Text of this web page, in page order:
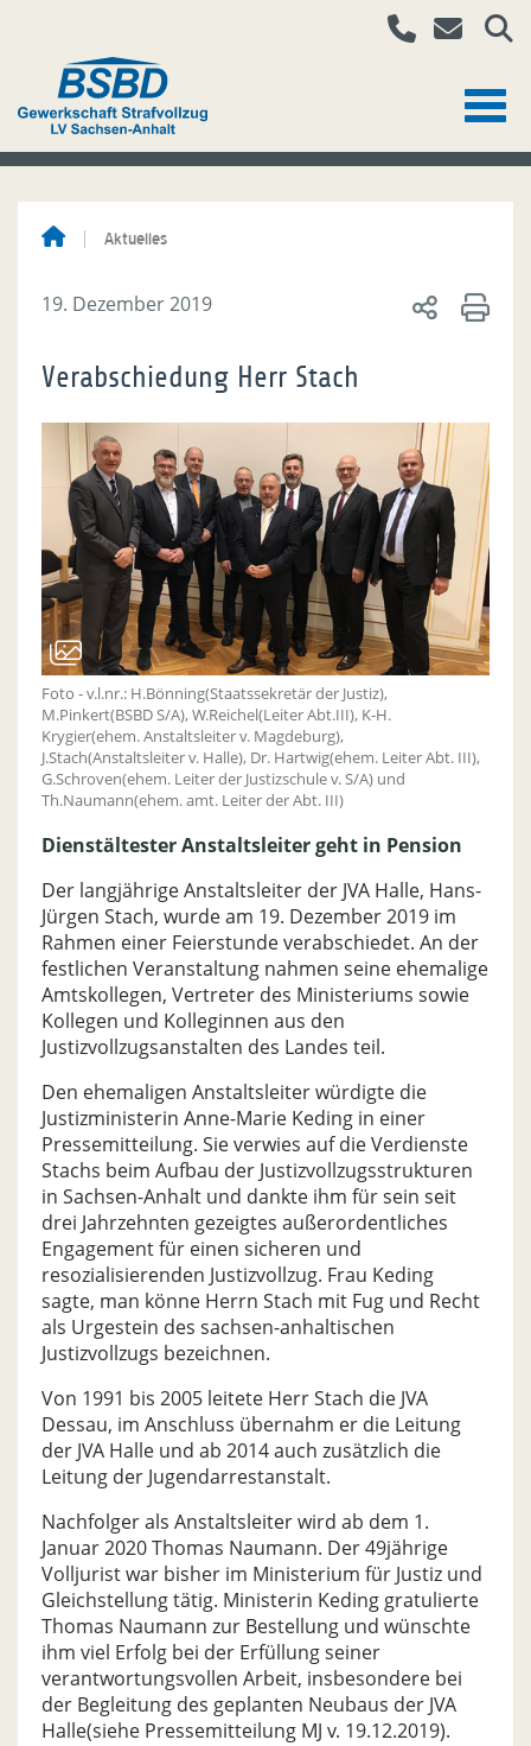
Aktuelles
19. Dezember 2019
Verabschiedung Herr Stach
Foto - v.l.nr.: H.Bönning(Staatssekretär der Justiz),
M.Pinkert(BSBD S/A), W.Reichel(Leiter Abt.III), K-H.
Krygier(ehem. Anstaltsleiter v. Magdeburg),
J.Stach(Anstaltsleiter v. Halle), Dr. Hartwig(ehem. Leiter Abt. III),
G.Schroven(ehem. Leiter der Justizschule v. S/A) und
Th.Naumann(ehem. amt. Leiter der Abt. III)
Dienstältester Anstaltsleiter geht in Pension
Der langjährige Anstaltsleiter der JVA Halle, Hans-
Jürgen Stach, wurde am 19. Dezember 2019 im
Rahmen einer Feierstunde verabschiedet. An der
festlichen Veranstaltung nahmen seine ehemalige
Amtskollegen, Vertreter des Ministeriums sowie
Kollegen und Kolleginnen aus den
Justizvollzugsanstalten des Landes teil.
Den ehemaligen Anstaltsleiter würdigte die
Justizministerin Anne-Marie Keding in einer
Pressemitteilung. Sie verwies auf die Verdienste
Stachs beim Aufbau der Justizvollzugsstrukturen
in Sachsen-Anhalt und dankte ihm für sein seit
drei Jahrzehnten gezeigtes außerordentliches
Engagement für einen sicheren und
resozialisierenden Justizvollzug. Frau Keding
sagte, man könne Herrn Stach mit Fug und Recht
als Urgestein des sachsen-anhaltischen
Justizvollzugs bezeichnen.
Von 1991 bis 2005 leitete Herr Stach die JVA
Dessau, im Anschluss übernahm er die Leitung
der JVA Halle und ab 2014 auch zusätzlich die
Leitung der Jugendarrestanstalt.
Nachfolger als Anstaltsleiter wird ab dem 1.
Januar 2020 Thomas Naumann. Der 49jährige
Volljurist war bisher im Ministerium für Justiz und
Gleichstellung tätig. Ministerin Keding gratulierte
Thomas Naumann zur Bestellung und wünschte
ihm viel Erfolg bei der Erfüllung seiner
verantwortungsvollen Arbeit, insbesondere bei
der Begleitung des geplanten Neubaus der JVA
Halle(siehe Pressemitteilung MJ v. 19.12.2019).